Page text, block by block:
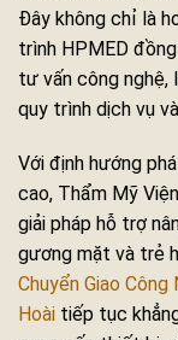
Đây không chỉ là
trình HPMED
tư vấn công nghệ,
quy trình dịch vụ
Với định hướng
cao, Thẩm Mỹ
giải pháp hỗ trợ
gương mặt và trẻ
Chuyển Giao
Hoài tiếp tục